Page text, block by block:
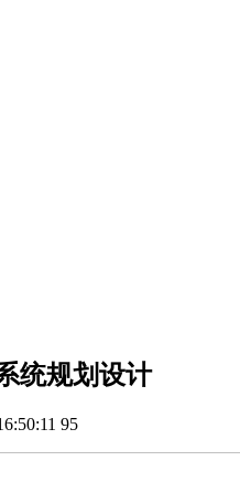
统规划设计
95